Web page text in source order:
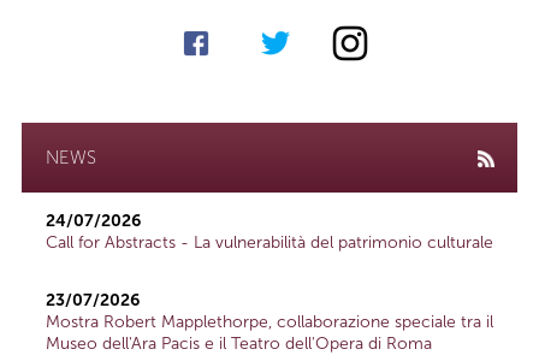
NEWS
24/07/2026
Call for Abstracts - La vulnerabilità del patrimonio culturale
23/07/2026
Mostra Robert Mapplethorpe, collaborazione speciale tra il
Museo dell'Ara Pacis e il Teatro dell'Opera di Roma